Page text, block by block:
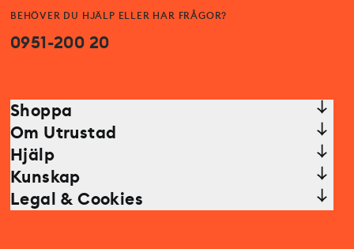
BEHÖVER DU HJÄLP ELLER HAR FRÅGOR?
0951-200 20
Shoppa
Om Utrustad
Hjälp
Kunskap
Legal & Cookies